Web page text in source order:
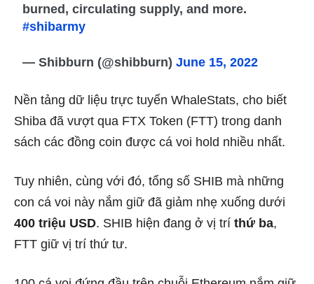
burned, circulating supply, and more.
#shibarmy
— Shibburn (@shibburn)June 15, 2022
Nền tảng dữ liệu trực tuyến WhaleStats, cho biết
Shiba đã vượt qua FTX Token (FTT) trong danh
sách các đồng coin được cá voi hold nhiều nhất.
Tuy nhiên, cùng với đó, tổng số SHIB mà những
con cá voi này nắm giữ đã giảm nhẹ xuống dưới
400 triệu USD. SHIB hiện đang ở vị trí thứ ba,
FTT giữ vị trí thứ tư.